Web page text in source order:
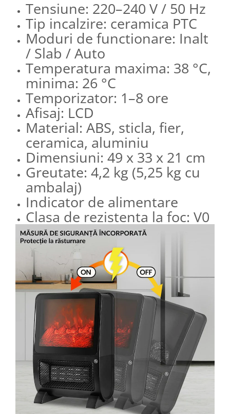
Tensiune: 220–240 V / 50 Hz
Tip incalzire: ceramica PTC
Moduri de functionare: Inalt
/ Slab / Auto
Temperatura maxima: 38 °C,
minima: 26 °C
Temporizator: 1–8 ore
Afisaj: LCD
Material: ABS, sticla, fier,
ceramica, aluminiu
Dimensiuni: 49 x 33 x 21 cm
Greutate: 4,2 kg (5,25 kg cu
ambalaj)
Indicator de alimentare
Clasa de rezistenta la foc: V0